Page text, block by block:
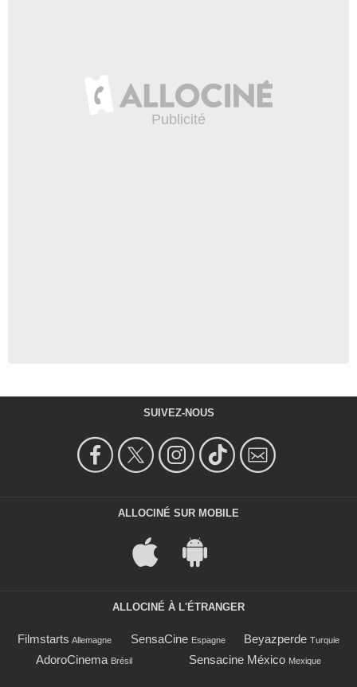
SUIVEZ-NOUS
ALLOCINÉ SUR MOBILE
ALLOCINÉ À L'ÉTRANGER
Filmstarts Allemagne SensaCine Espagne Beyazperde Turquie
AdoroCinema Brésil Sensacine México Mexique